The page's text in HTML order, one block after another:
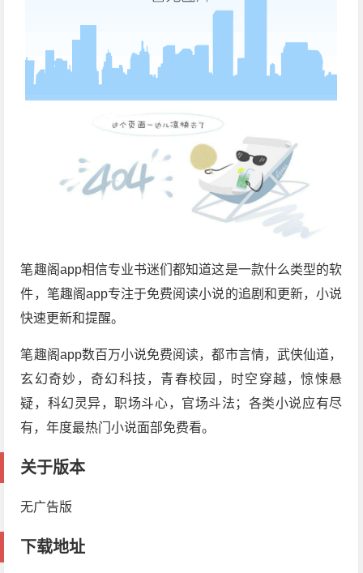
笔趣阁app相信专业书迷们都知道这是一款什么类型的软
件，笔趣阁app专注于免费阅读小说的追剧和更新，小说
快速更新和提醒。
笔趣阁app数百万小说免费阅读，都市言情，武侠仙道，
玄幻奇妙，奇幻科技，青春校园，时空穿越，惊悚悬
疑，科幻灵异，职场斗心，官场斗法；各类小说应有尽
有，年度最热门小说面部免费看。
关于版本
无广告版
下载地址